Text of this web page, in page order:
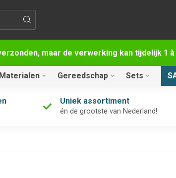
maar de verwerking kan tijdelijk 1
Gereedschap Sets
Uniek assortiment
én de grootste van Nederland!